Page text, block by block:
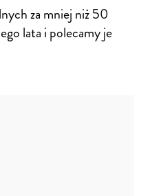
za mniej niż 50
lata i polecamy je